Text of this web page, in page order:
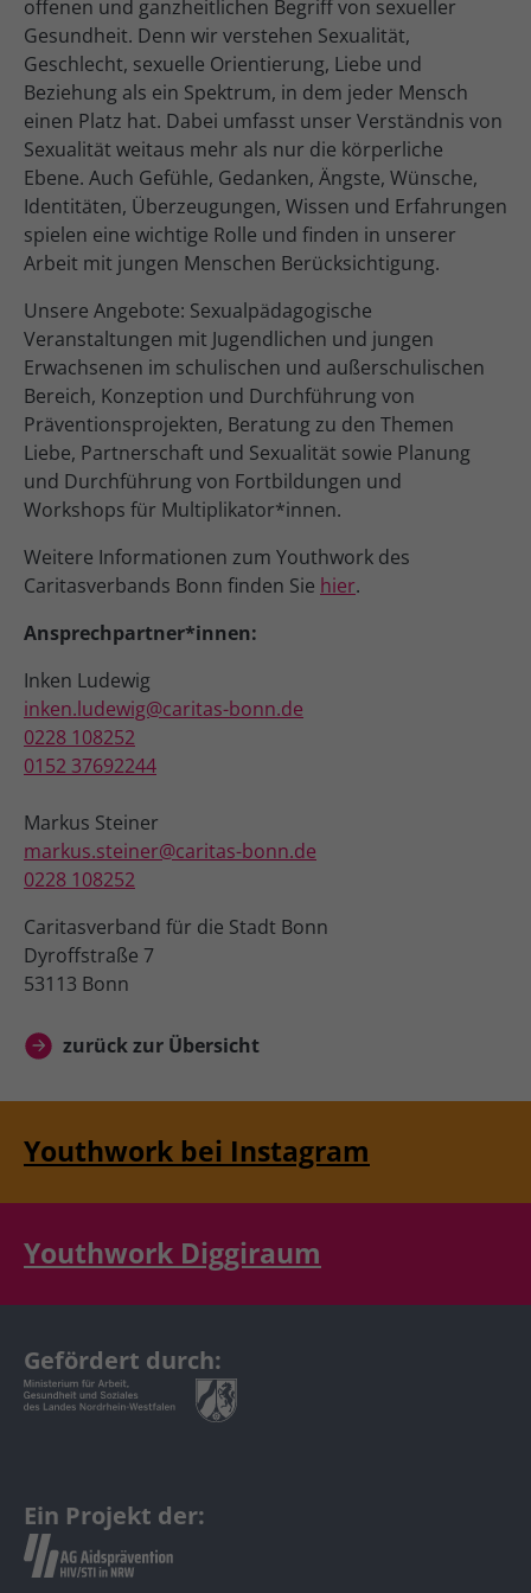
offenen und ganzheitlichen Begriff von sexueller
Gesundheit. Denn wir verstehen Sexualität,
Geschlecht, sexuelle Orientierung, Liebe und
Beziehung als ein Spektrum, in dem jeder Mensch
einen Platz hat. Dabei umfasst unser Verständnis von
Sexualität weitaus mehr als nur die körperliche
Ebene. Auch Gefühle, Gedanken, Ängste, Wünsche,
Identitäten, Überzeugungen, Wissen und Erfahrungen
spielen eine wichtige Rolle und finden in unserer
Arbeit mit jungen Menschen Berücksichtigung.
Unsere Angebote: Sexualpädagogische
Veranstaltungen mit Jugendlichen und jungen
Erwachsenen im schulischen und außerschulischen
Bereich, Konzeption und Durchführung von
Präventionsprojekten, Beratung zu den Themen
Liebe, Partnerschaft und Sexualität sowie Planung
und Durchführung von Fortbildungen und
Workshops für Multiplikator*innen.
Weitere Informationen zum Youthwork des
Caritasverbands Bonn finden Sie hier.
Ansprechpartner*innen:
Inken Ludewig
inken.ludewig@caritas-bonn.de
0228 108252
0152 37692244
Markus Steiner
markus.steiner@caritas-bonn.de
0228 108252
Caritasverband für die Stadt Bonn
Dyroffstraße 7
53113 Bonn
zurück zur Übersicht
Youthwork bei Instagram
Youthwork Diggiraum
Gefördert durch:
Ein Projekt der: